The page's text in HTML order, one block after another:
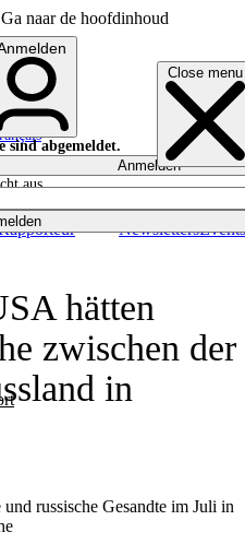
Ga naar de hoofdinhoud
Close menu
NewslettersEvents
sind abgemeldet.
Anmelden
aus
hätten
zwischen der
in
russische Gesandte im Juli in